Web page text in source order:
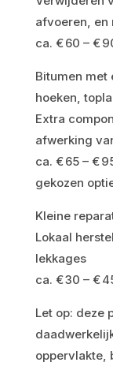
afvoeren, en
ca. € 60 – €
Bitumen
hoeken,
Extra
afwerking
ca. € 65 – €
gekozen
Kleine
Lokaal
lekkages
ca. € 30 – €
Let op: deze
oppervlakte,